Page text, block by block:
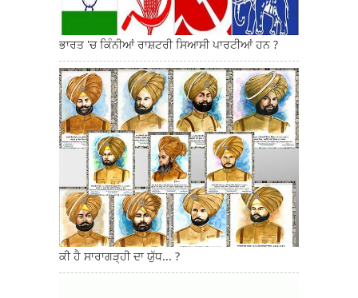
ਭਾਰਤ 'ਚ ਕਿੰਨੀਆਂ ਰਾਸ਼ਟਰੀ ਸਿਆਸੀ ਪਾਰਟੀਆਂ ਹਨ ?
ਕੀ ਹੈ ਸਾਰਾਗੜ੍ਹੀ ਦਾ ਯੁੱਧ... ?